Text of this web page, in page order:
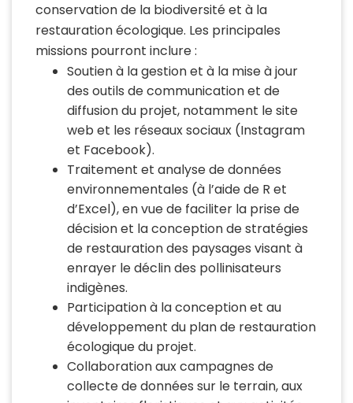
conservation de la biodiversité et à la
restauration écologique. Les principales
missions pourront inclure :
Soutien à la gestion et à la mise à jour
des outils de communication et de
diffusion du projet, notamment le site
web et les réseaux sociaux (Instagram
et Facebook).
Traitement et analyse de données
environnementales (à l’aide de R et
d’Excel), en vue de faciliter la prise de
décision et la conception de stratégies
de restauration des paysages visant à
enrayer le déclin des pollinisateurs
indigènes.
Participation à la conception et au
développement du plan de restauration
écologique du projet.
Collaboration aux campagnes de
collecte de données sur le terrain, aux